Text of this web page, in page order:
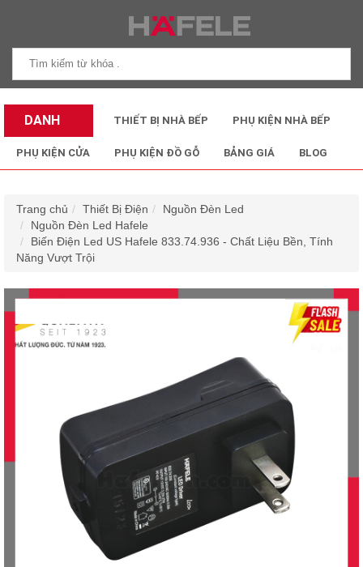
DANH
MỤC SẢN
THIẾT BỊ NHÀ BẾP PHỤ KIỆN NHÀ BẾP
PHỤ KIỆN CỬA PHỤ KIỆN ĐỒ GỖ BẢNG GIÁ BLOG
Trang chủ Thiết Bị Điện
Nguồn Đèn Led
Nguồn Đèn Led Hafele
Biến Điện Led US Hafele 833.74.936 - Chất Liệu Bền, Tính
Năng Vượt Trội